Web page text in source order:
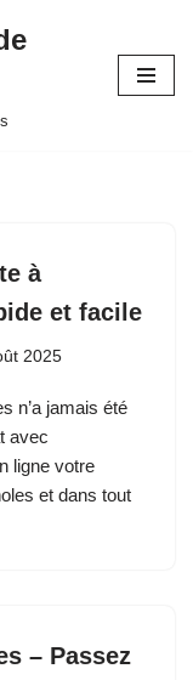
à
et facile
2025
n’a jamais été
avec
ligne votre
et dans tout
– Passez